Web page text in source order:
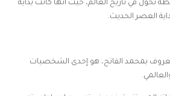
تحول في تاريخ العالم، حيث أنها كانت بداية
العصر الحديث.
بمحمد الفاتح، هو إحدى الشخصيات